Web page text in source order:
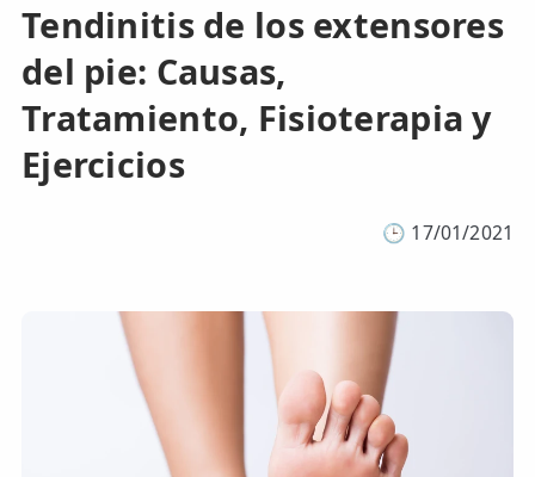
✅ Punción Seca
✅ Ondas de Choque
✅ EPTE - EPI
ESTÉTICA
✨ Drenaje Linfático Manual
✨ Presoterapia
✨ Cicatrices y Estrías
Tendinitis de los extensores
del pie: Causas,
Tratamiento, Fisioterapia y
Ejercicios
🕒 17/01/2021